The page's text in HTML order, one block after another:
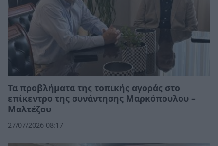
Τα προβλήματα της τοπικής αγοράς στο
επίκεντρο της συνάντησης Μαρκόπουλου –
Μαλτέζου
27/07/2026 08:17